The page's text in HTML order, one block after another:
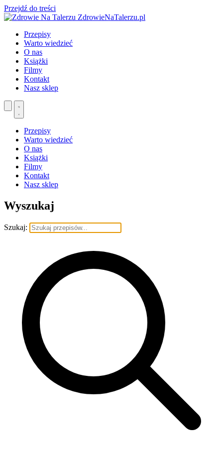
Przejdź do treści
ZdrowieNaTalerzu.pl
Przepisy
Warto wiedzieć
O nas
Książki
Filmy
Kontakt
Nasz sklep
Przepisy
Warto wiedzieć
O nas
Książki
Filmy
Kontakt
Nasz sklep
Wyszukaj
Szukaj: